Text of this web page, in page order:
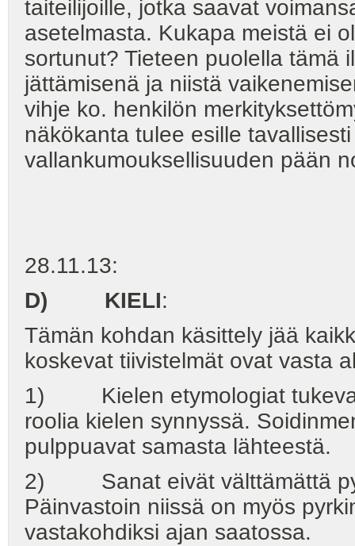
taiteilijoille, jotka saavat
asetelmasta. Kukapa meistä ei
sortunut? Tieteen puolella tämä
jättämisenä ja niistä
vihje ko. henkilön
näkökanta tulee esille
vallankumouksellisuuden pään
28.11.13:
D) KIELI:
Tämän kohdan käsittely jää
koskevat tiivistelmät ovat vasta
1) Kielen etymologiat tukevat
roolia kielen synnyssä.
pulppuavat samasta lähteestä.
2) Sanat eivät välttämättä
Päinvastoin niissä on myös
vastakohdiksi ajan saatossa.